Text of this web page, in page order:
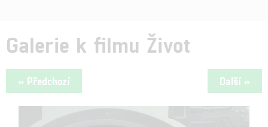
Galerie k filmu Život
« Předchozí Další »